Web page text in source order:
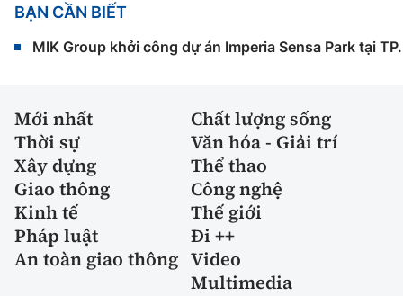
BẠN CẦN BIẾT
MIK Group khởi công dự án Imperia Sensa Park tại
Mới nhất
Chất lượng sống
Thời sự
Văn hóa - Giải trí
Xây dựng
Thể thao
Giao thông
Công nghệ
Kinh tế
Thế giới
Pháp luật
Đi ++
An toàn giao thông Video
Multimedia